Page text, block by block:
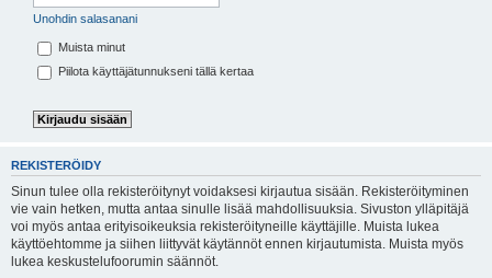
Unohdin salasanani
Muista minut
Piilota käyttäjätunnukseni tällä kertaa
REKISTERÖIDY
Sinun tulee olla rekisteröitynyt voidaksesi kirjautua sisään. Rekisteröityminen
vie vain hetken, mutta antaa sinulle lisää mahdollisuuksia. Sivuston ylläpitäjä
voi myös antaa erityisoikeuksia rekisteröityneille käyttäjille. Muista lukea
käyttöehtomme ja siihen liittyvät käytännöt ennen kirjautumista. Muista myös
lukea keskustelufoorumin säännöt.